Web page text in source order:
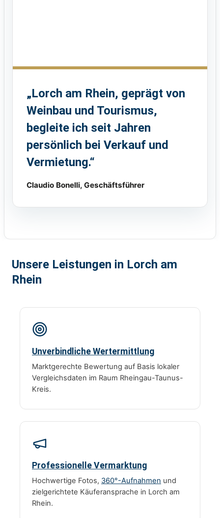
„Lorch am Rhein, geprägt von
Weinbau und Tourismus,
begleite ich seit Jahren
persönlich bei Verkauf und
Vermietung.“
Claudio Bonelli, Geschäftsführer
Unsere Leistungen in Lorch am
Rhein
Unverbindliche Wertermittlung
Marktgerechte Bewertung auf Basis lokaler
Vergleichsdaten im Raum Rheingau-Taunus-
Kreis.
Professionelle Vermarktung
Hochwertige Fotos, 360°-Aufnahmen und
zielgerichtete Käuferansprache in Lorch am
Rhein.